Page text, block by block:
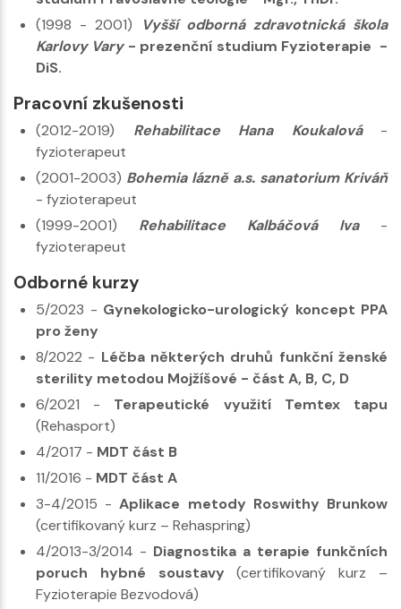
(1998 - 2001)
Vyšší odborná zdravotnická škola
Karlovy Vary- prezenční studium Fyzioterapie -
DiS.
Pracovní zkušenosti
(2012-2019) Rehabilitace Hana Koukalová-
fyzioterapeut
(2001-2003) Bohemia lázně a.s. sanatorium Kriváň
- fyzioterapeut
(1999-2001) Rehabilitace Kalbáčová Iva-
fyzioterapeut
Odborné kurzy
5/2023 - Gynekologicko-urologický koncept PPA
pro ženy
8/2022 - Léčba některých druhů funkční ženské
sterility metodou Mojžíšové - část A, B, C, D
6/2021 - Terapeutické využití Temtex tapu
(Rehasport)
4/2017 - MDT část B
11/2016 - MDT část A
3-4/2015 -Aplikace metody Roswithy Brunkow
(certifikovaný kurz – Rehaspring)
4/2013-3/2014 - Diagnostika a terapie funkčních
poruch hybné soustavy(certifikovaný kurz –
Fyzioterapie Bezvodová)